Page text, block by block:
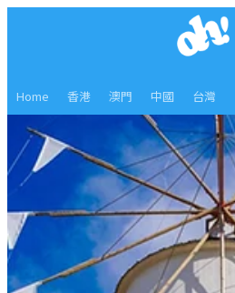
Home 香港 澳門 中國 台灣